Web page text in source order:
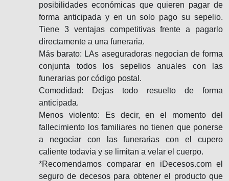
posibilidades económicas que quieren pagar de
forma anticipada y en un solo pago su sepelio.
Tiene 3 ventajas competitivas frente a pagarlo
directamente a una funeraria.
Más barato: LAs aseguradoras negocian de forma
conjunta todos los sepelios anuales con las
funerarias por código postal.
Comodidad: Dejas todo resuelto de forma
anticipada.
Menos violento: Es decir, en el momento del
fallecimiento los familiares no tienen que ponerse
a negociar con las funerarias con el cupero
caliente todavia y se limitan a velar el cuerpo.
*Recomendamos comparar en iDecesos.com el
seguro de decesos para obtener el producto que